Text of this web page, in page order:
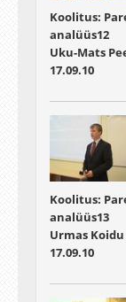
Koolitus:
analüüs12
Uku-Mats
17.09.10
Koolitus:
analüüs13
Urmas Koidu
17.09.10